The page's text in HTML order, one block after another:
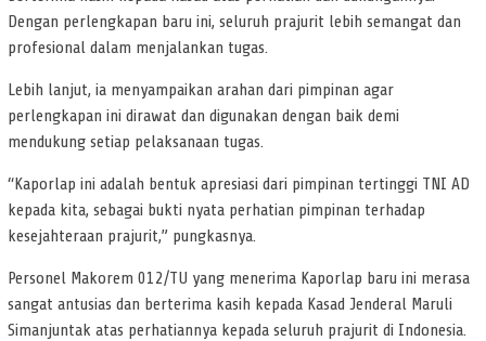
Dengan perlengkapan baru ini, seluruh prajurit lebih semangat dan
profesional dalam menjalankan tugas.
Lebih lanjut, ia menyampaikan arahan dari pimpinan agar
perlengkapan ini dirawat dan digunakan dengan baik demi
mendukung setiap pelaksanaan tugas.
“Kaporlap ini adalah bentuk apresiasi dari pimpinan tertinggi TNI AD
kepada kita, sebagai bukti nyata perhatian pimpinan terhadap
kesejahteraan prajurit,” pungkasnya.
Personel Makorem 012/TU yang menerima Kaporlap baru ini merasa
sangat antusias dan berterima kasih kepada Kasad Jenderal Maruli
Simanjuntak atas perhatiannya kepada seluruh prajurit di Indonesia.